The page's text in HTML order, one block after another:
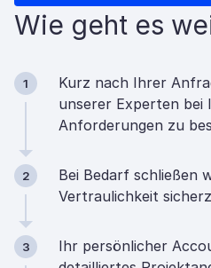
Wie geht es
1
Kurz nach Ihrer
unserer Experten bei
Anforderungen zu
2
Bei Bedarf schließen
Vertraulichkeit
3
Ihr persönlicher